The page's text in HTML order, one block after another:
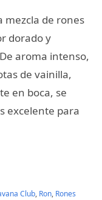
mezcla de rones
dorado y
aroma intenso,
de vainilla,
en boca, se
excelente para
Club, Ron, Rones